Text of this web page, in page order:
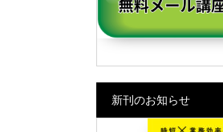
新刊のお知らせ